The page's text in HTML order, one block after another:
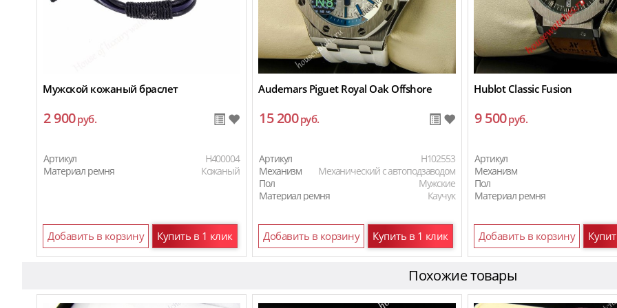
Мужской кожаный браслет
2 900руб.
Артикул
H400004
Материал ремня
Кожаный
Добавить в корзину Купить в 1 клик
Audemars Piguet Royal Oak Offshore
15 200руб.
Артикул
H102553
Механизм
Механический с автоподзаводом
Пол
Мужские
Материал ремня
Каучук
Добавить в корзину Купить в 1 клик
Hublot Classic Fusion
9 500руб.
Артикул
Механизм
Пол
Материал ремня
Добавить в корзину
Похожие товары